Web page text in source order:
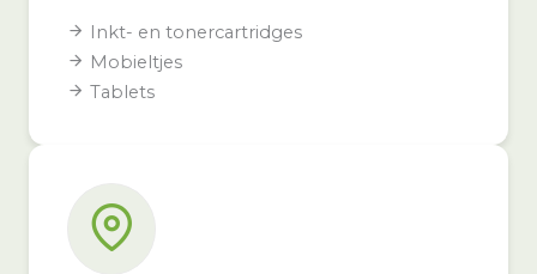
Inkt- en tonercartridges
Mobieltjes
Tablets